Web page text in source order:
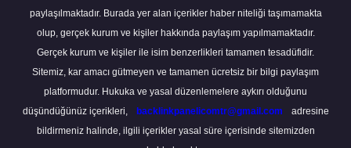
paylaşılmaktadır. Burada yer alan içerikler haber niteliği taşımamakta
olup, gerçek kurum ve kişiler hakkında paylaşım yapılmamaktadır.
Gerçek kurum ve kişiler ile isim benzerlikleri tamamen tesadüfidir.
Sitemiz, kar amacı gütmeyen ve tamamen ücretsiz bir bilgi paylaşım
platformudur. Hukuka ve yasal düzenlemelere aykırı olduğunu
düşündüğünüz içerikleri,
backlinkpanelicomtr@gmail.com
adresine
bildirmeniz halinde, ilgili içerikler yasal süre içerisinde sitemizden